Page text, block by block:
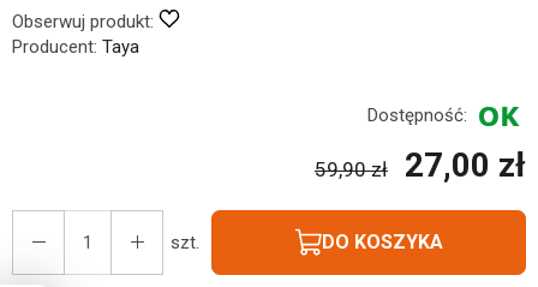
Obserwuj produkt:
Producent: Taya
Dostępność:
59,90 zł 27,00 zł
szt. DO KOSZYKA